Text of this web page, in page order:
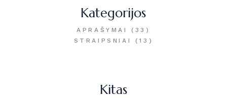
Kategorijos
APRAŠYMAI
(33)
STRAIPSNIAI
(13)
Kitas